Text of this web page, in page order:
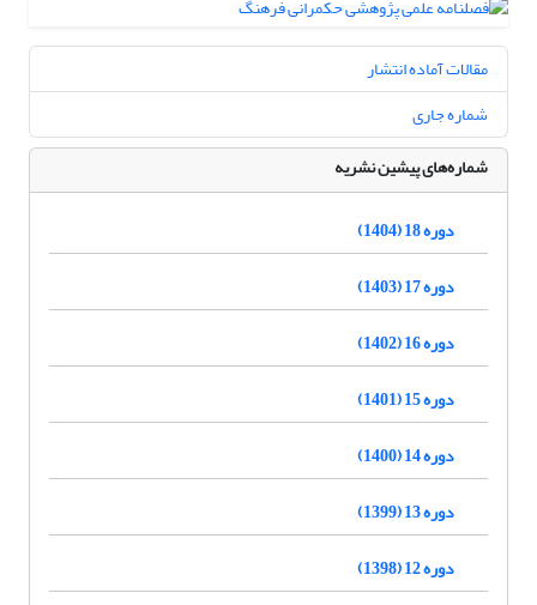
مقالات آماده انتشار
شماره جاری
شماره‌های پیشین نشریه
دوره 18 (1404)
دوره 17 (1403)
دوره 16 (1402)
دوره 15 (1401)
دوره 14 (1400)
دوره 13 (1399)
دوره 12 (1398)